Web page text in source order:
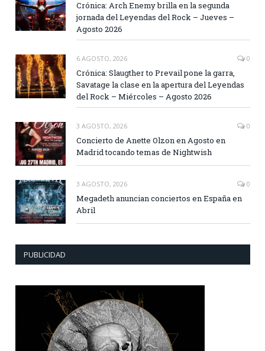
Crónica: Arch Enemy brilla en la segunda
jornada del Leyendas del Rock – Jueves –
Agosto 2026
6 AGOSTO, 2026 0
Crónica: Slaugther to Prevail pone la garra,
Savatage la clase en la apertura del Leyendas
del Rock – Miércoles – Agosto 2026
3 AGOSTO, 2026 0
Concierto de Anette Olzon en Agosto en
Madrid tocando temas de Nightwish
3 AGOSTO, 2026 0
Megadeth anuncian conciertos en España en
Abril
PUBLICIDAD